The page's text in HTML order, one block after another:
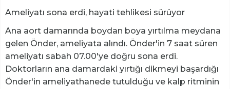
Ameliyatı sona erdi, hayati tehlikesi sürüyor
Ana aort damarında boydan boya yırtılma meydana
gelen Önder, ameliyata alındı. Önder'in 7 saat süren
ameliyatı sabah 07.00'ye doğru sona erdi.
Doktorların ana damardaki yırtığı dikmeyi başardığı
Önder'in ameliyathanede tutulduğu ve kalp ritminin